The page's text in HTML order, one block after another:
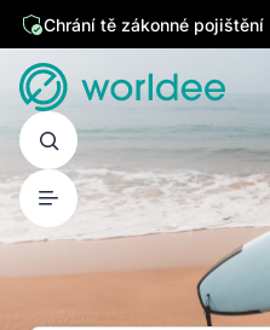
Chrání tě zákonné pojištění
PRŮVODCE
Prozkoumej